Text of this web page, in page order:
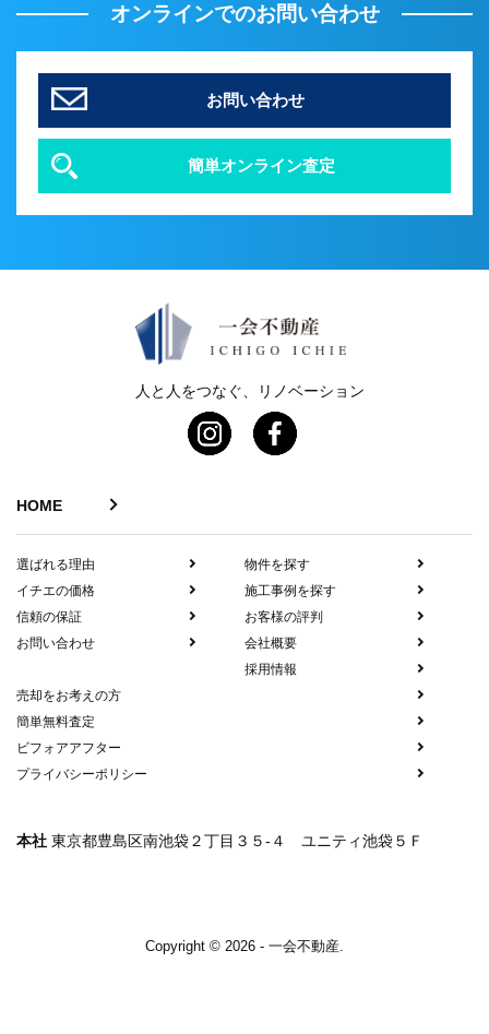
オンラインでのお問い合わせ
お問い合わせ
簡単オンライン査定
人と人をつなぐ、リノベーション
HOME
選ばれる理由
イチエの価格
信頼の保証
お問い合わせ
物件を探す
施工事例を探す
お客様の評判
会社概要
採用情報
売却をお考えの方
簡単無料査定
ビフォアアフター
プライバシーポリシー
本社 東京都豊島区南池袋２丁目３５-４ ユニティ池袋５Ｆ
Copyright © 2026 - 一会不動産.